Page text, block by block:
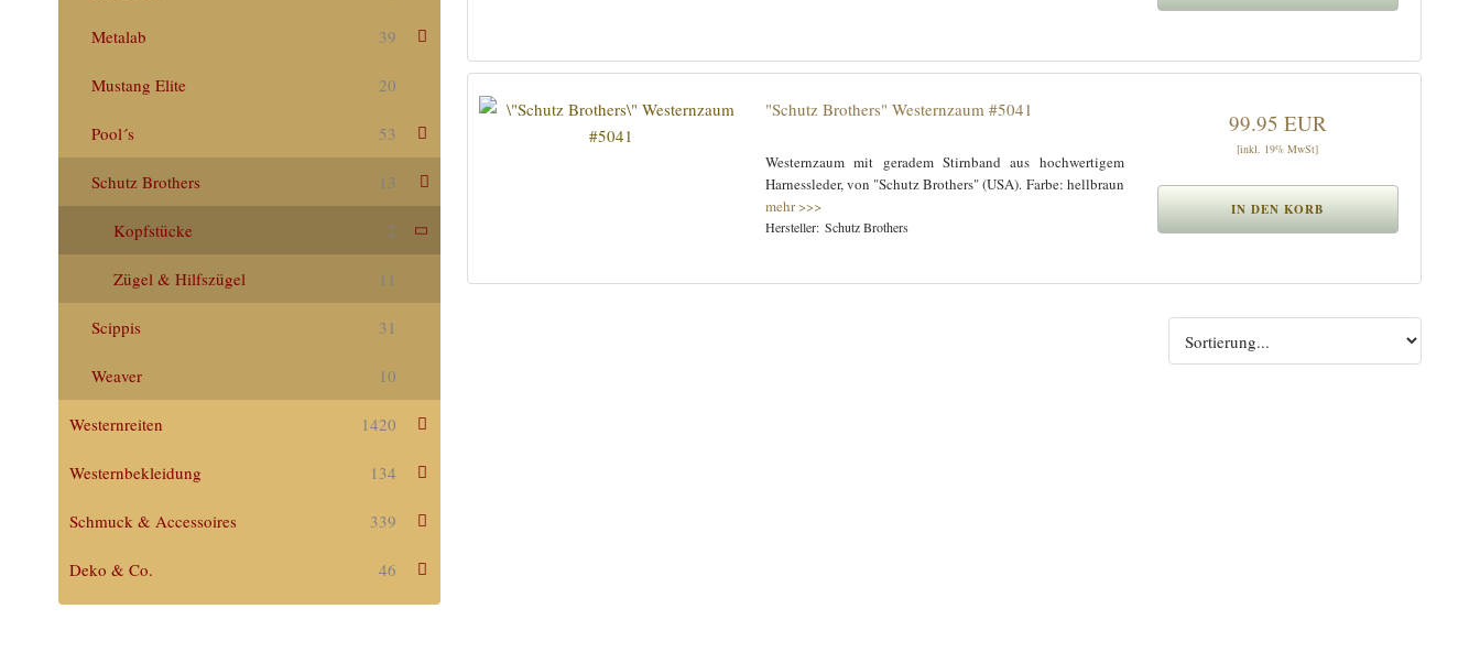
"Schutz Brothers" Westernzaum #5041
Westernzaum mit geradem Stirnband aus hochwertigem
Harnessleder, von "Schutz Brothers" (USA). Farbe: hellbraun
mehr >>>
Schutz Brothers
99.95 EUR
[inkl. 19% MwSt]
Metalab 39
Mustang Elite 20
Pool´s 53
Schutz Brothers 13
Kopfstücke 2
Zügel & Hilfszügel 11
Scippis 31
Weaver 10
Westernreiten 1420
Westernbekleidung 134
Schmuck & Accessoires 339
Deko & Co. 46